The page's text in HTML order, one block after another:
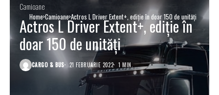
Home Camioane Actros L Driver Extent+, ediție în doar 150 de unități
Camioane
Actros L Driver Extent+, ediție în
doar 150 de unități
CARGO & BUS 21 FEBRUARIE 2022 1 MIN.